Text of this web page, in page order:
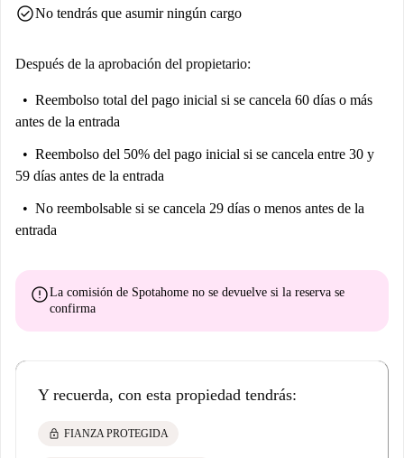
check_circleNo tendrás que asumir ningún cargo
Después de la aprobación del propietario:
Reembolso total del pago inicial si se cancela 60 días o más
antes de la entrada
Reembolso del 50% del pago inicial si se cancela entre 30 y
59 días antes de la entrada
No reembolsable si se cancela 29 días o menos antes de la
entrada
errorLa comisión de Spotahome no se devuelve si la reserva se
confirma
Y recuerda, con esta propiedad tendrás:
lock FIANZA PROTEGIDA